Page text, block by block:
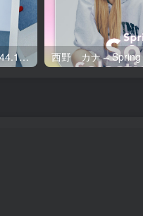
西野 カナ – 君のせい【44.1kHz／16bit】日本区